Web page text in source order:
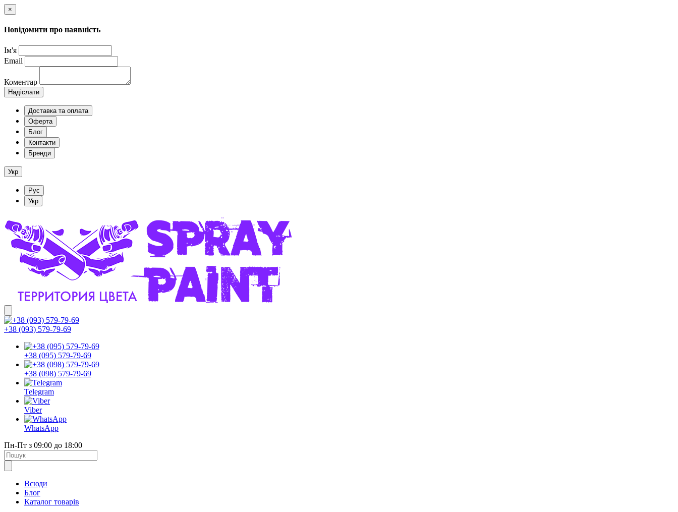
×
Повідомити про наявність
Ім'я
Email
Коментар
Надіслати
Доставка та оплата
Оферта
Блог
Контакти
Бренди
Укр
Рус
Укр
+38 (093) 579-79-69
+38 (095) 579-79-69
+38 (098) 579-79-69
Telegram
Viber
WhatsApp
Пн-Пт з 09:00 до 18:00
Всюди
Блог
Каталог товарів